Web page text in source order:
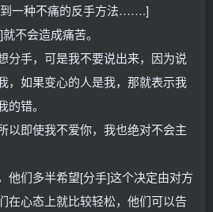
一种不痛的反手方法…….]
不会造成痛苦。
分手，可是我不要说出来，因为说
，如果变心的人是我，那就表示我
错。
以即使我不爱你，我也绝对不会主
他们多半希望[分手]这个决定由对方
在心态上就比较轻松，他们可以告